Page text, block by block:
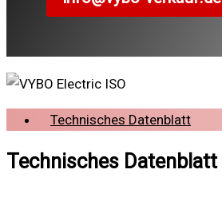
Technisches Datenblatt
Technisches Datenblatt